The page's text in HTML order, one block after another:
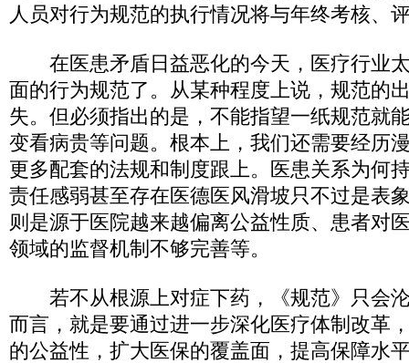
人员对行为规范的执行情况将与年终考核、
在医患矛盾日益恶化的今天，医疗行业
面的行为规范了。从某种程度上说，规范的
失。但必须指出的是，不能指望一纸规范就
变看病贵等问题。根本上，我们还需要经历
更多配套的法规和制度跟上。医患关系为何
责任感弱甚至存在医德医风滑坡只不过是表
则是源于医院越来越偏离公益性质、患者对
领域的监督机制不够完善等。
若不从根源上对症下药，《规范》只会
而言，就是要通过进一步深化医疗体制改革
的公益性，扩大医保的覆盖面，提高保障水